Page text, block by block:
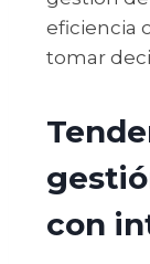
eficiencia
tomar
con